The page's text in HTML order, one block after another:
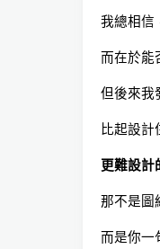
我總相信
而在於能
但後來我
比起設計
更難設計
那不是圖
而是你一